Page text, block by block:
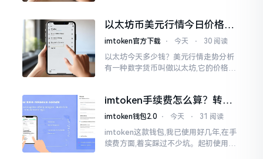
这个事情
以太坊币美元行情今日价格走
势分析，散户如何避免追涨杀
imtoken官方下载 ⋅ 今天 ⋅ 30 阅读
以太坊今天多少钱？美元行情走势分析
有一种数字货币叫做以太坊,它的价格走
率出现的一点点波动
imtoken手续费怎么算？转账
和交易所差别大了
imtoken钱包2.0 ⋅ 今天 ⋅ 31 阅读
imtoken这款钱包,我已使用好几年,在手
续费方面,着实踩过不少坑。起初使用时,